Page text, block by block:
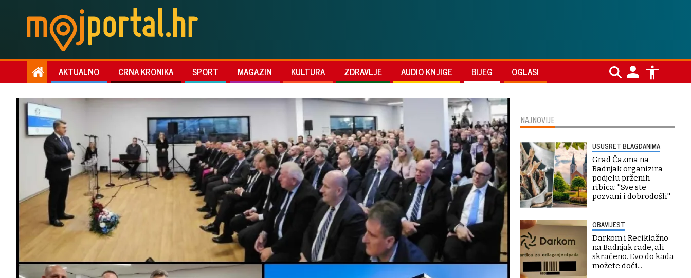
AKTUALNO CRNA KRONIKA SPORT MAGAZIN KULTURA ZDRAVLJE AUDIO KNJIGE BIJEG OGLASI
NAJNOVIJE
USUSRET BLAGDANIMA
Grad Čazma na
Badnjak organizira
podjelu prženih
ribica: ''Sve ste
pozvani i dobrodošli''
OBAVIJEST
Darkom i Reciklažno
na Badnjak rade, ali
skraćeno. Evo do kada
možete doći...